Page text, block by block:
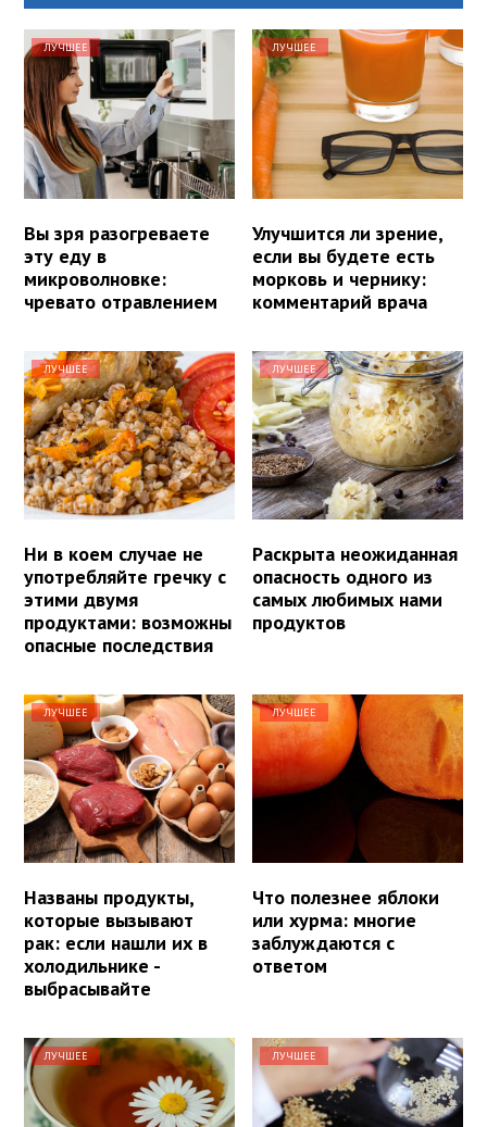
ЛУЧШЕЕ
Вы зря разогреваете
эту еду в
микроволновке:
чревато отравлением
ЛУЧШЕЕ
Улучшится ли зрение,
если вы будете есть
морковь и чернику:
комментарий врача
ЛУЧШЕЕ
Ни в коем случае не
употребляйте гречку с
этими двумя
продуктами: возможны
опасные последствия
ЛУЧШЕЕ
Раскрыта неожиданная
опасность одного из
самых любимых нами
продуктов
ЛУЧШЕЕ
Названы продукты,
которые вызывают
рак: если нашли их в
холодильнике -
выбрасывайте
ЛУЧШЕЕ
Что полезнее яблоки
или хурма: многие
заблуждаются с
ответом
ЛУЧШЕЕ ЛУЧШЕЕ